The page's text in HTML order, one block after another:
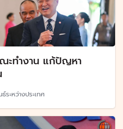
ะทำงาน แก้ปัญหา
ระหว่างประเทศ